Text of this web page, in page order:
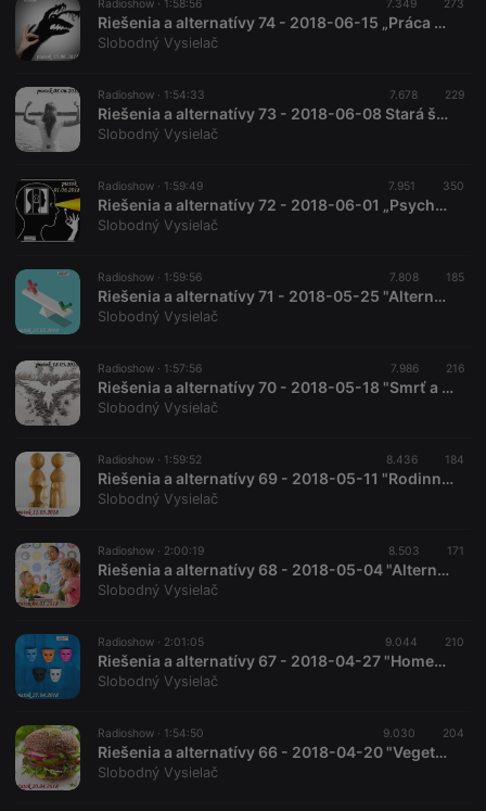
Radioshow · 1:58:56 7.349 273
Riešenia a alternatívy 74 - 2018-06-15 „Práca so strachom“
Slobodný Vysielač
Radioshow · 1:54:33 7.678 229
Riešenia a alternatívy 73 - 2018-06-08 Stará škola domácej gymnastiky
Slobodný Vysielač
Radioshow · 1:59:49 7.951 350
Riešenia a alternatívy 72 - 2018-06-01 „Psychosomatika“
Slobodný Vysielač
Radioshow · 1:59:56 7.808 185
Riešenia a alternatívy 71 - 2018-05-25 "Alternatívne volebné systémy"
Slobodný Vysielač
Radioshow · 1:57:56 7.986 216
Riešenia a alternatívy 70 - 2018-05-18 "Smrť a znovuzrodenie"
Slobodný Vysielač
Radioshow · 1:59:52 8.436 184
Riešenia a alternatívy 69 - 2018-05-11 "Rodinné konštelácie"
Slobodný Vysielač
Radioshow · 2:00:19 8.503 171
Riešenia a alternatívy 68 - 2018-05-04 "Alternatívne školstvo"
Slobodný Vysielač
Radioshow · 2:01:05 9.044 210
Riešenia a alternatívy 67 - 2018-04-27 "Homeopatické archetypy"
Slobodný Vysielač
Radioshow · 1:54:50 9.030 204
Riešenia a alternatívy 66 - 2018-04-20 "Vegetariánstvo a vegánstvo"
Slobodný Vysielač
service to
remember
It is
necessary for
Cookie-
work
properly.
_pk_id.1.260f .hearthis.at 1 year
This cookie
name is
source web
analytics
platform. It is
visitor
behaviour
and measure
type cookie,
where the
prefix _pk_id
numbers and
letters, which
is believed to
Name
Provider /
Domain
Expiration Description
hearthis.at
cacheable